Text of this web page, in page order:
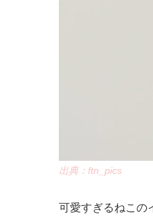
出典：ftn_pics
可愛すぎるねこの